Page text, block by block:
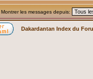
Montrer les messages depuis:
Dakardantan Index du